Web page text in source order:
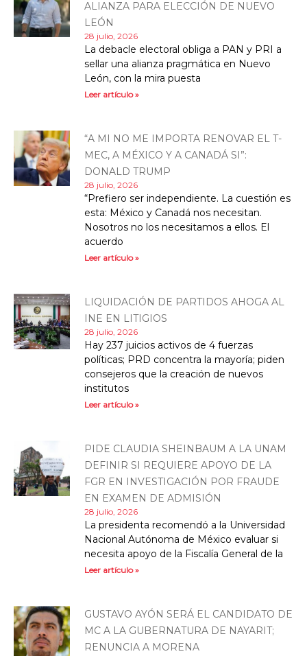
ALIANZA PARA ELECCIÓN DE NUEVO
LEÓN
28 julio, 2026
La debacle electoral obliga a PAN y PRI a
sellar una alianza pragmática en Nuevo
León, con la mira puesta
Leer artículo »
“A MI NO ME IMPORTA RENOVAR EL T-
MEC, A MÉXICO Y A CANADÁ SI”:
DONALD TRUMP
28 julio, 2026
“Prefiero ser independiente. La cuestión es
esta: México y Canadá nos necesitan.
Nosotros no los necesitamos a ellos. El
acuerdo
Leer artículo »
LIQUIDACIÓN DE PARTIDOS AHOGA AL
INE EN LITIGIOS
28 julio, 2026
Hay 237 juicios activos de 4 fuerzas
políticas; PRD concentra la mayoría; piden
consejeros que la creación de nuevos
institutos
Leer artículo »
PIDE CLAUDIA SHEINBAUM A LA UNAM
DEFINIR SI REQUIERE APOYO DE LA
FGR EN INVESTIGACIÓN POR FRAUDE
EN EXAMEN DE ADMISIÓN
28 julio, 2026
La presidenta recomendó a la Universidad
Nacional Autónoma de México evaluar si
necesita apoyo de la Fiscalía General de la
Leer artículo »
GUSTAVO AYÓN SERÁ EL CANDIDATO DE
MC A LA GUBERNATURA DE NAYARIT;
RENUNCIA A MORENA